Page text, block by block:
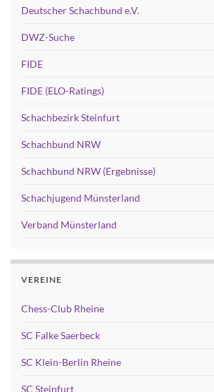
Deutscher Schachbund e.V.
DWZ-Suche
FIDE
FIDE (ELO-Ratings)
Schachbezirk Steinfurt
Schachbund NRW
Schachbund NRW (Ergebnisse)
Schachjugend Münsterland
Verband Münsterland
VEREINE
Chess-Club Rheine
SC Falke Saerbeck
SC Klein-Berlin Rheine
SC Steinfurt